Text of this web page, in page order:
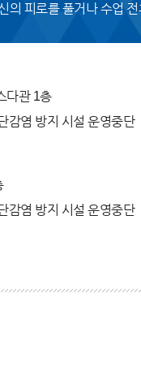
의 피로를 풀거나 수업
다관 1층
감염 방지 시설 운영중단
감염 방지 시설 운영중단